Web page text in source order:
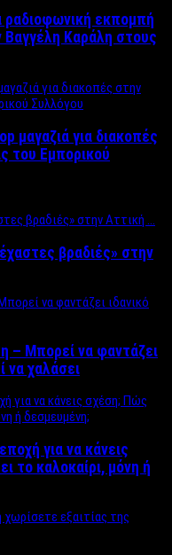
ραδιοφωνική εκπομπή
Βαγγέλη Καράλη στους
μαγαζιά για διακοπές
του Εμπορικού
βραδιές» στην
– Μπορεί να φαντάζει
να χαλάσει
για να κάνεις
το καλοκαίρι, μόνη ή